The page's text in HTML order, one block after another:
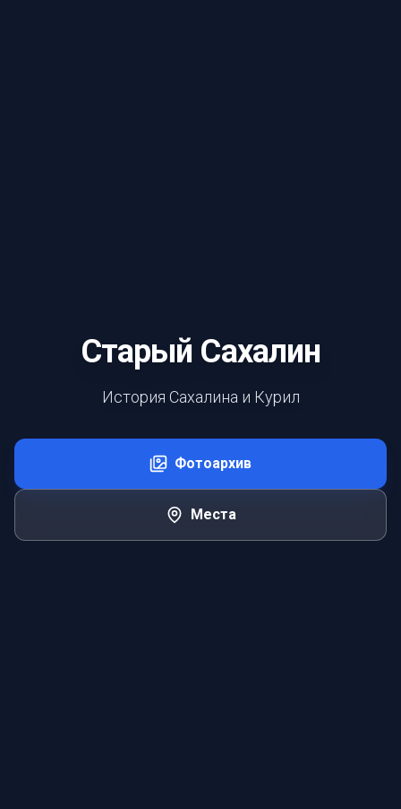
Старый Сахалин
История Сахалина и Курил
Фотоархив
Места